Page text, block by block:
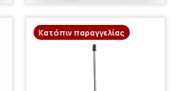
Κατόπιν παραγγελίας